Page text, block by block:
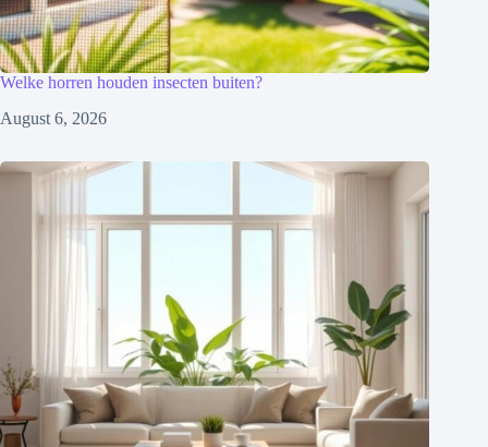
Welke horren houden insecten buiten?
August 6, 2026